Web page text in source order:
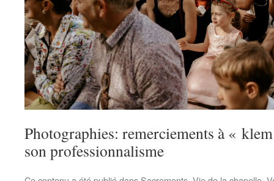
Photographies: remerciements à «
son professionnalisme